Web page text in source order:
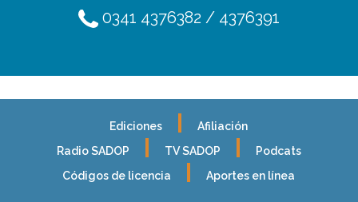
Ediciones
Afiliación
Radio SADOP
TV SADOP
Podcats
Códigos de licencia
Aportes en línea
0341 4376382 / 4376391